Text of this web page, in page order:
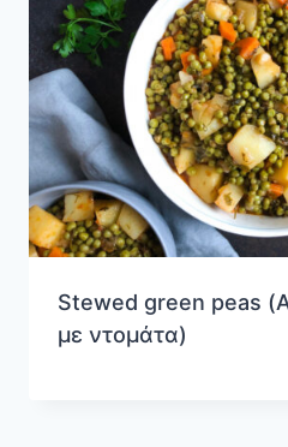
Stewed green peas
με ντομάτα)